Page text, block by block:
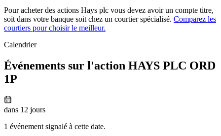
Pour acheter des actions Hays plc vous devez avoir un compte titre,
soit dans votre banque soit chez un courtier spécialisé. Comparez les
courtiers pour choisir le meilleur.
Calendrier
Événements sur l'action HAYS PLC ORD
1P
dans 12 jours
1 événement signalé à cette date.